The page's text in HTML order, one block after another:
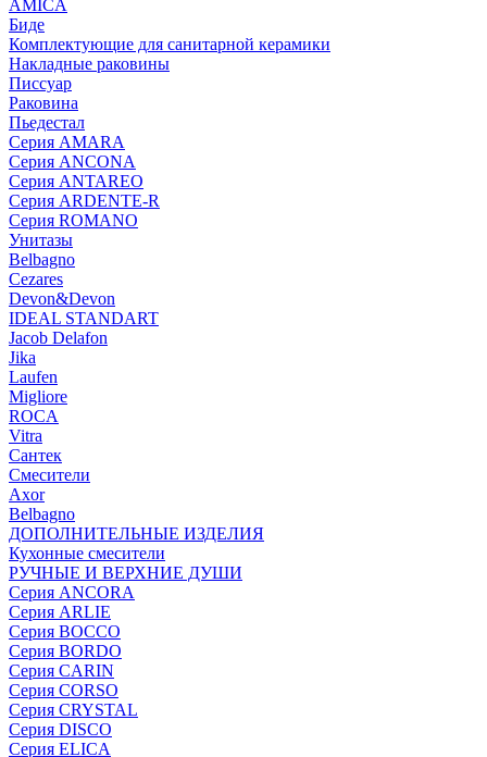
AMICA
Биде
Комплектующие для санитарной керамики
Накладные раковины
Писсуар
Раковина
Пьедестал
Серия AMARA
Серия ANCONA
Серия ANTAREO
Серия ARDENTE-R
Серия ROMANO
Унитазы
Belbagno
Cezares
Devon&Devon
IDEAL STANDART
Jacob Delafon
Jika
Laufen
Migliore
ROCA
Vitra
Сантек
Смесители
Axor
Belbagno
ДОПОЛНИТЕЛЬНЫЕ ИЗДЕЛИЯ
Кухонные смесители
РУЧНЫЕ И ВЕРХНИЕ ДУШИ
Серия ANCORA
Серия ARLIE
Серия BOCCO
Серия BORDO
Серия CARIN
Серия CORSO
Серия CRYSTAL
Серия DISCO
Серия ELICA